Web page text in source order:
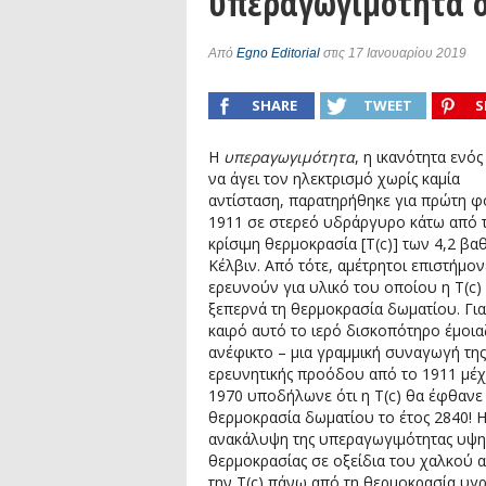
Συνέντευξη: Συζητώντας με τον
podcast: Τι είναι τα Βαρυτικά
podcast: Αναζητώντας τα Βαρυτικά
Συνέντευξη: Ο ερευνητής Διονύσης
Από Egno Editorial στις 17 Ιανουαρίου 2019
SHARE TWEET
Η υπεραγωγιμότητα, η ικανότητα
να άγει τον ηλεκτρισμό χωρίς καμία
αντίσταση, παρατηρήθηκε για πρώτη
1911 σε στερεό υδράργυρο κάτω από
κρίσιμη θερμοκρασία [T(c)] των 4,2
Κέλβιν. Από τότε, αμέτρητοι
ερευνούν για υλικό του οποίου η T(c)
ξεπερνά τη θερμοκρασία δωματίου.
καιρό αυτό το ιερό δισκοπότηρο
ανέφικτο – μια γραμμική συναγωγή της
ερευνητικής προόδου από το 1911
1970 υποδήλωνε ότι η T(c) θα έφθανε
θερμοκρασία δωματίου το έτος 2840! Η
ανακάλυψη της υπεραγωγιμότητας
θερμοκρασίας σε οξείδια του χαλκού